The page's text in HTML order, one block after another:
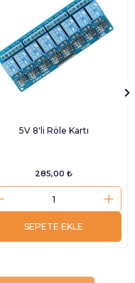
5V 8'li Röle Kartı
285,00 ₺
SEPETE EKLE